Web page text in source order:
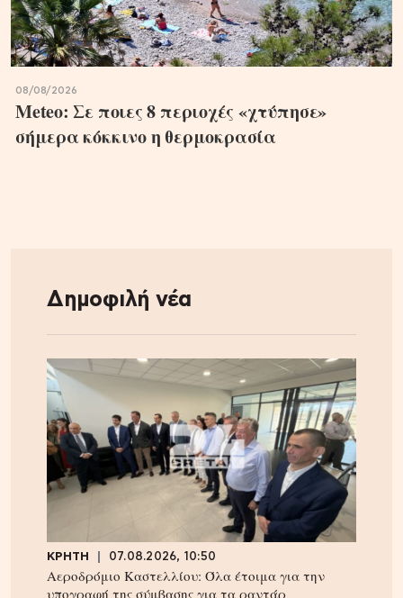
08/08/2026
Meteo: Σε ποιες 8 περιοχές «χτύπησε»
σήμερα κόκκινο η θερμοκρασία
Δημοφιλή νέα
ΚΡΗΤΗ 07.08.2026, 10:50
Αεροδρόμιο Καστελλίου: Όλα έτοιμα για την
υπογραφή της σύμβασης για τα ραντάρ